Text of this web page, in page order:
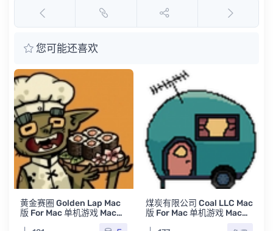
您可能还喜欢
黄金赛圈 Golden Lap Mac
版 For Mac 单机游戏 Mac游
煤炭有限公司 Coal LLC Mac
版 For Mac 单机游戏 Mac游